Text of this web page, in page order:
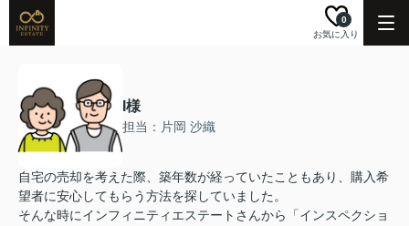
お気に入り
0
I様
担当：片岡 沙織
自宅の売却を考えた際、築年数が経っていたこともあり、購入希
望者に安心してもらう方法を探していました。
そんな時にインフィニティエステートさんから「インスペクショ